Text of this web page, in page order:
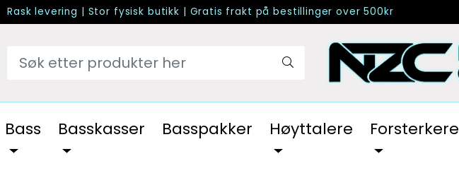
Rask levering | Stor fysisk butikk | Gratis frakt på bestillinger over 500kr
Bass Basskasser Basspakker Høyttalere Forsterkere